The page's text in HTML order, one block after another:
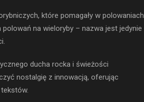
które pomagały w polowaniach
polowań na wieloryby – nazwa jest jedynie
ducha rocka i świeżości
nostalgię z innowacją, oferując